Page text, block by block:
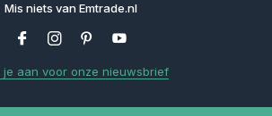
Mis niets van Emtrade.nl
je aan voor onze nieuwsbrief